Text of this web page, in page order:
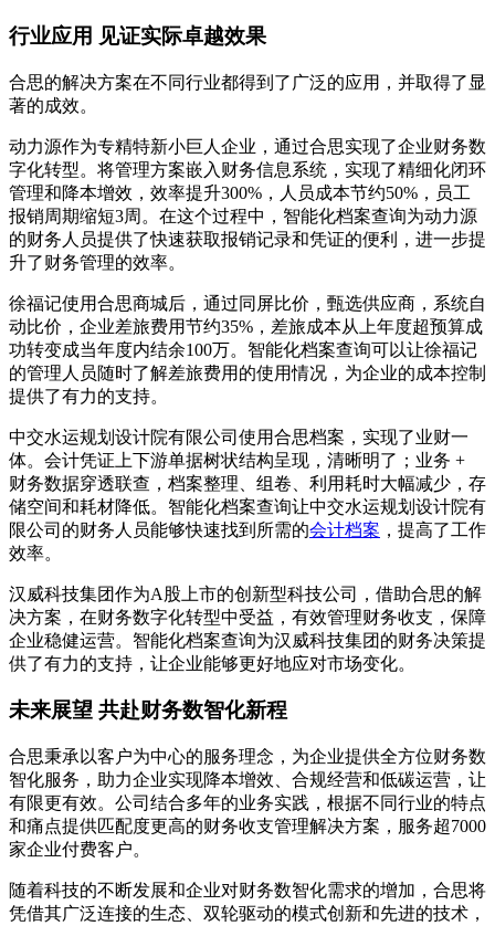
行业应用 见证实际卓越效果
合思的解决方案在不同行业都得到了广泛的应用，并取得了显
著的成效。
动力源作为专精特新小巨人企业，通过合思实现了企业财务数
字化转型。将管理方案嵌入财务信息系统，实现了精细化闭环
管理和降本增效，效率提升300%，人员成本节约50%，员工
报销周期缩短3周。在这个过程中，智能化档案查询为动力源
的财务人员提供了快速获取报销记录和凭证的便利，进一步提
升了财务管理的效率。
徐福记使用合思商城后，通过同屏比价，甄选供应商，系统自
动比价，企业差旅费用节约35%，差旅成本从上年度超预算成
功转变成当年度内结余100万。智能化档案查询可以让徐福记
的管理人员随时了解差旅费用的使用情况，为企业的成本控制
提供了有力的支持。
中交水运规划设计院有限公司使用合思档案，实现了业财一
体。会计凭证上下游单据树状结构呈现，清晰明了；业务 +
财务数据穿透联查，档案整理、组卷、利用耗时大幅减少，存
储空间和耗材降低。智能化档案查询让中交水运规划设计院有
限公司的财务人员能够快速找到所需的会计档案 ，提高了工作
效率。
汉威科技集团作为A股上市的创新型科技公司，借助合思的解
决方案，在财务数字化转型中受益，有效管理财务收支，保障
企业稳健运营。智能化档案查询为汉威科技集团的财务决策提
供了有力的支持，让企业能够更好地应对市场变化。
未来展望 共赴财务数智化新程
合思秉承以客户为中心的服务理念，为企业提供全方位财务数
智化服务，助力企业实现降本增效、合规经营和低碳运营，让
有限更有效。公司结合多年的业务实践，根据不同行业的特点
和痛点提供匹配度更高的财务收支管理解决方案，服务超7000
家企业付费客户。
随着科技的不断发展和企业对财务数智化需求的增加，合思将
凭借其广泛连接的生态、双轮驱动的模式创新和先进的技术，